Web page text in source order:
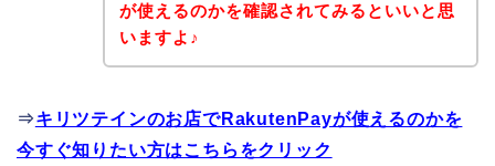
が使えるのかを確認されてみるといいと思
いますよ♪
⇒キリツテインのお店でRakutenPayが使えるのかを
今すぐ知りたい方はこちらをクリック